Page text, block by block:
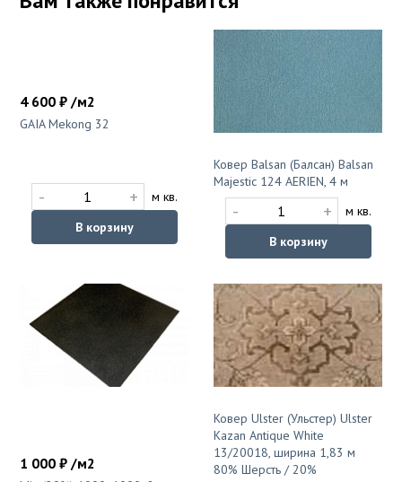
4 600 ₽ /м2
GAIA Mekong 32
- +
м кв.
В корзину
Ковер Balsan (Балсан) Balsan
Majestic 124 AERIEN, 4 м
- +
м кв.
В корзину
1 000 ₽ /м2
Ковер Ulster (Ульстер) Ulster
Kazan Antique White
13/20018, ширина 1,83 м
80% Шерсть / 20%